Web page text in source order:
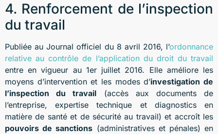
4. Renforcement de l’inspection
du travail
Publiée au Journal officiel du 8 avril 2016, l’ordonnance
relative au contrôle de l’application du droit du travail
entre en vigueur au 1er juillet 2016. Elle améliore les
moyens d’intervention et les modes d’investigation de
l’inspection du travail (accès aux documents de
l’entreprise, expertise technique et diagnostics en
matière de santé et de sécurité au travail) et accroît les
pouvoirs de sanctions (administratives et pénales) en